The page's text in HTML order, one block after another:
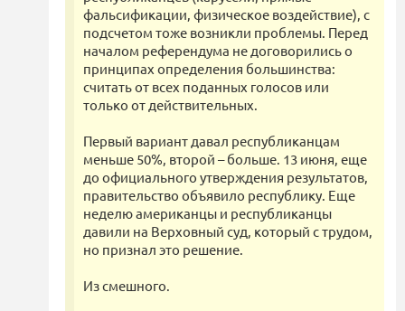
фальсификации, физическое воздействие), с
подсчетом тоже возникли проблемы. Перед
началом референдума не договорились о
принципах определения большинства:
считать от всех поданных голосов или
только от действительных.
Первый вариант давал республиканцам
меньше 50%, второй – больше. 13 июня, еще
до официального утверждения результатов,
правительство объявило республику. Еще
неделю американцы и республиканцы
давили на Верховный суд, который с трудом,
но признал это решение.
Из смешного.